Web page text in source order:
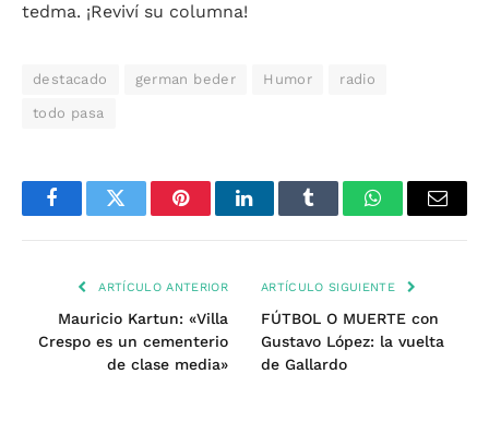
tedma. ¡Reviví su columna!
destacado german beder Humor radio
todo pasa
FacebookTwitter PinterestLinkedInTumblr WhatsAppEmail
ARTÍCULO ANTERIOR
Mauricio Kartun: «Villa
Crespo es un cementerio
de clase media»
ARTÍCULO SIGUIENTE
FÚTBOL O MUERTE con
Gustavo López: la vuelta
de Gallardo